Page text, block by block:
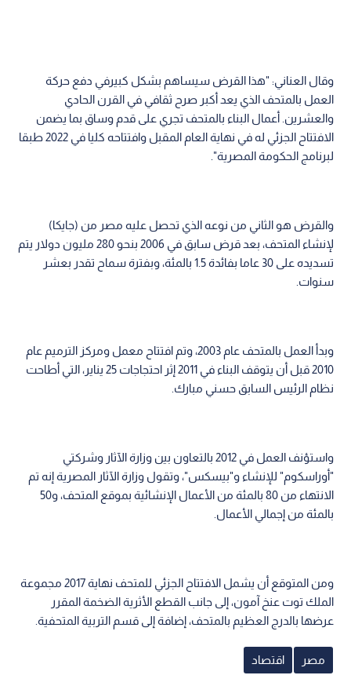
وقال العناني: "هذا القرض سيساهم بشكل كبيرفي دفع حركة
العمل بالمتحف الذي يعد أكبر صرح ثقافي في القرن الحادي
والعشرين. أعمال البناء بالمتحف تجري على قدم وساق بما يضمن
الافتتاح الجزئي له في نهاية العام المقبل وافتتاحه كليا في 2022 طبقا
لبرنامج الحكومة المصرية".
والقرض هو الثاني من نوعه الذي تحصل عليه مصر من (جايكا)
لإنشاء المتحف، بعد قرض سابق في 2006 بنحو 280 مليون دولار يتم
تسديده على 30 عاما بفائدة 1.5 بالمئة، وبفترة سماح تقدر بعشر
سنوات.
وبدأ العمل بالمتحف عام 2003، وتم افتتاح معمل ومركز الترميم عام
2010 قبل أن يتوقف البناء في 2011 إثر احتجاجات 25 يناير، التي أطاحت
نظام الرئيس السابق حسني مبارك.
واستؤنف العمل في 2012 بالتعاون بين وزارة الآثار وشركتي
"أوراسكوم" للإنشاء و"بيسكس"، وتقول وزارة الآثار المصرية إنه تم
الانتهاء من 80 بالمئة من الأعمال الإنشائية بموقع المتحف، و50
بالمئة من إجمالي الأعمال.
ومن المتوقع أن يشمل الافتتاح الجزئي للمتحف نهاية 2017 مجموعة
الملك توت عنخ آمون، إلى جانب القطع الأثرية الضخمة المقرر
عرضها بالدرج العظيم بالمتحف، إضافة إلى قسم التربية المتحفية.
مصر اقتصاد